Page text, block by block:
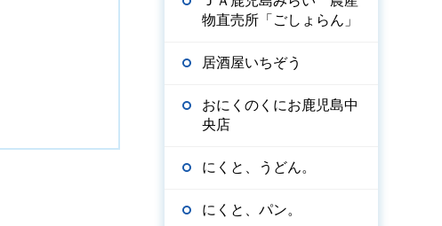
物直売所「ごしょらん」
居酒屋いちぞう
おにくのくにお鹿児島中
央店
にくと、うどん。
にくと、パン。